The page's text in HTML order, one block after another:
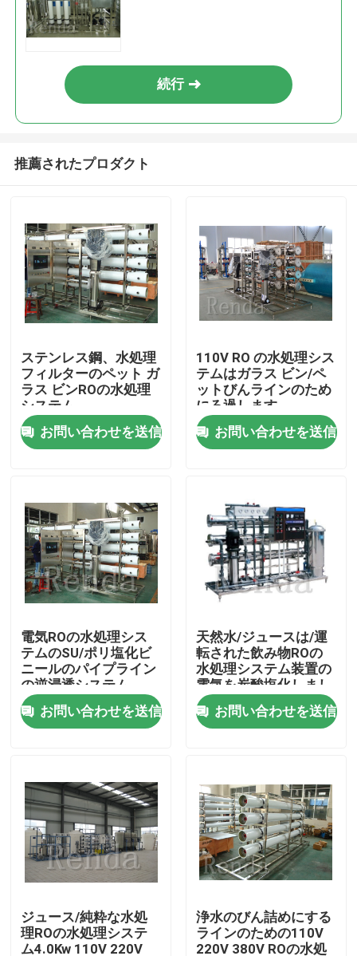
企業情報
接触
製品
充填機できる
水充填機
ジュースの充填機
バレルの充填機
続行
推薦されたプロダクト
ステンレス鋼、水処理
フィルターのペット ガ
ラス ビンROの水処理
システム
お問い合わせを送信
110V RO の水処理シス
テムはガラス ビン/ペ
ットびんラインのため
にろ過します
お問い合わせを送信
電気ROの水処理シス
テムのSU/ポリ塩化ビ
ニールのパイプライン
の逆浸透システム
お問い合わせを送信
天然水/ジュースは/運
転された飲み物ROの
水処理システム装置の
電気を炭酸塩化しまし
た
お問い合わせを送信
ジュース/純粋な水処
理ROの水処理システ
ム4.0Kw 110V 220V
浄水のびん詰めにする
ラインのための110V
220V 380V ROの水処